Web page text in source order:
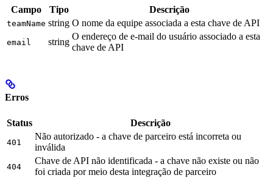
Campo Tipo Descrição
teamName string O nome da equipe associada a esta chave de API
email string
O endereço de e-mail do usuário associado a esta
chave de API
Erros
Status Descrição
401
Não autorizado - a chave de parceiro está incorreta ou
inválida
404
Chave de API não identificada - a chave não existe ou não
foi criada por meio desta integração de parceiro